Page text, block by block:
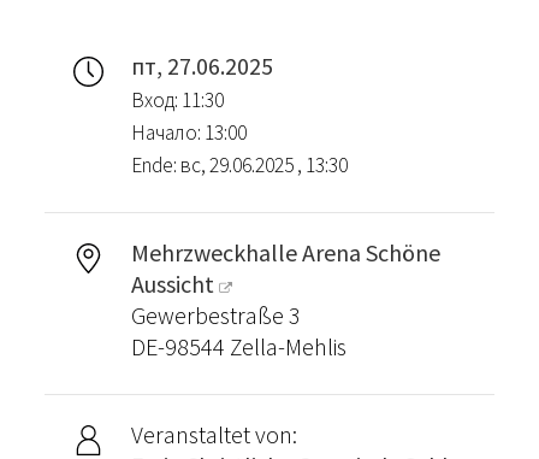
пт, 27.06.2025
Вход: 11:30
Начало: 13:00
Ende: вс, 29.06.2025 , 13:30
Mehrzweckhalle Arena Schöne
Aussicht
Gewerbestraße 3
DE-98544 Zella-Mehlis
Veranstaltet von: